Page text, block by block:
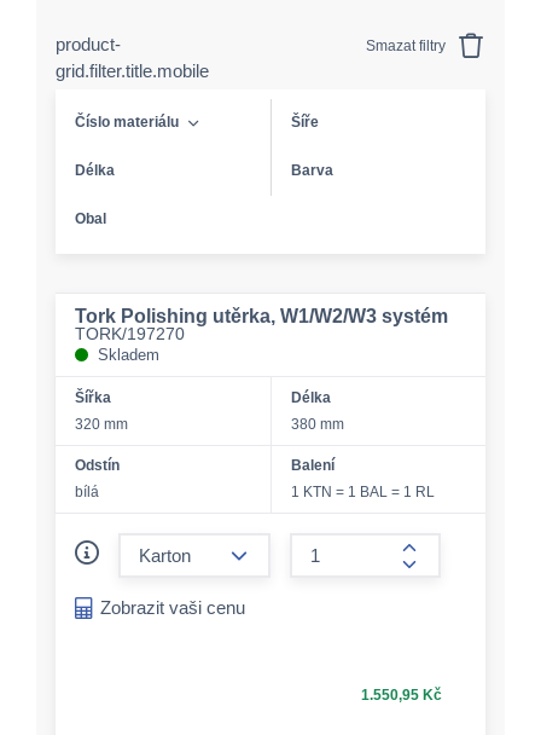
product-
grid.filter.title.mobile
Smazat filtry
Číslo materiálu Šíře
Délka Barva
Obal
Tork Polishing utěrka, W1/W2/W3 systém
TORK/197270
Skladem
Šířka
320 mm
Délka
380 mm
Odstín
bílá
Balení
1 KTN = 1 BAL = 1 RL
form.increase-
Zobrazit vaši cenu
1.550,95 Kč